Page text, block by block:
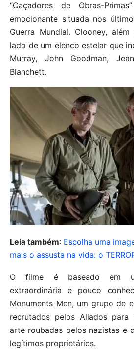
“Caçadores de Obras-
emocionante situada nos
Guerra Mundial. Clooney,
lado de um elenco estelar que
Murray, John Goodman,
Blanchett.
Leia também: Escolha uma
mais o assusta na vida: o
O filme é baseado em
extraordinária e pouco
Monuments Men, um grupo de
recrutados pelos Aliados para
arte roubadas pelos nazistas e
legítimos proprietários.